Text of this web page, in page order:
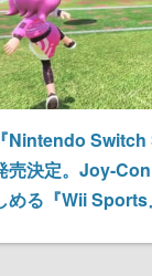
『Nintendo
売決定。Joy-
める『Wii